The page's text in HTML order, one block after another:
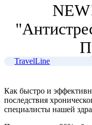
TravelLine
Как быстро и
последствия
специалисты нашей